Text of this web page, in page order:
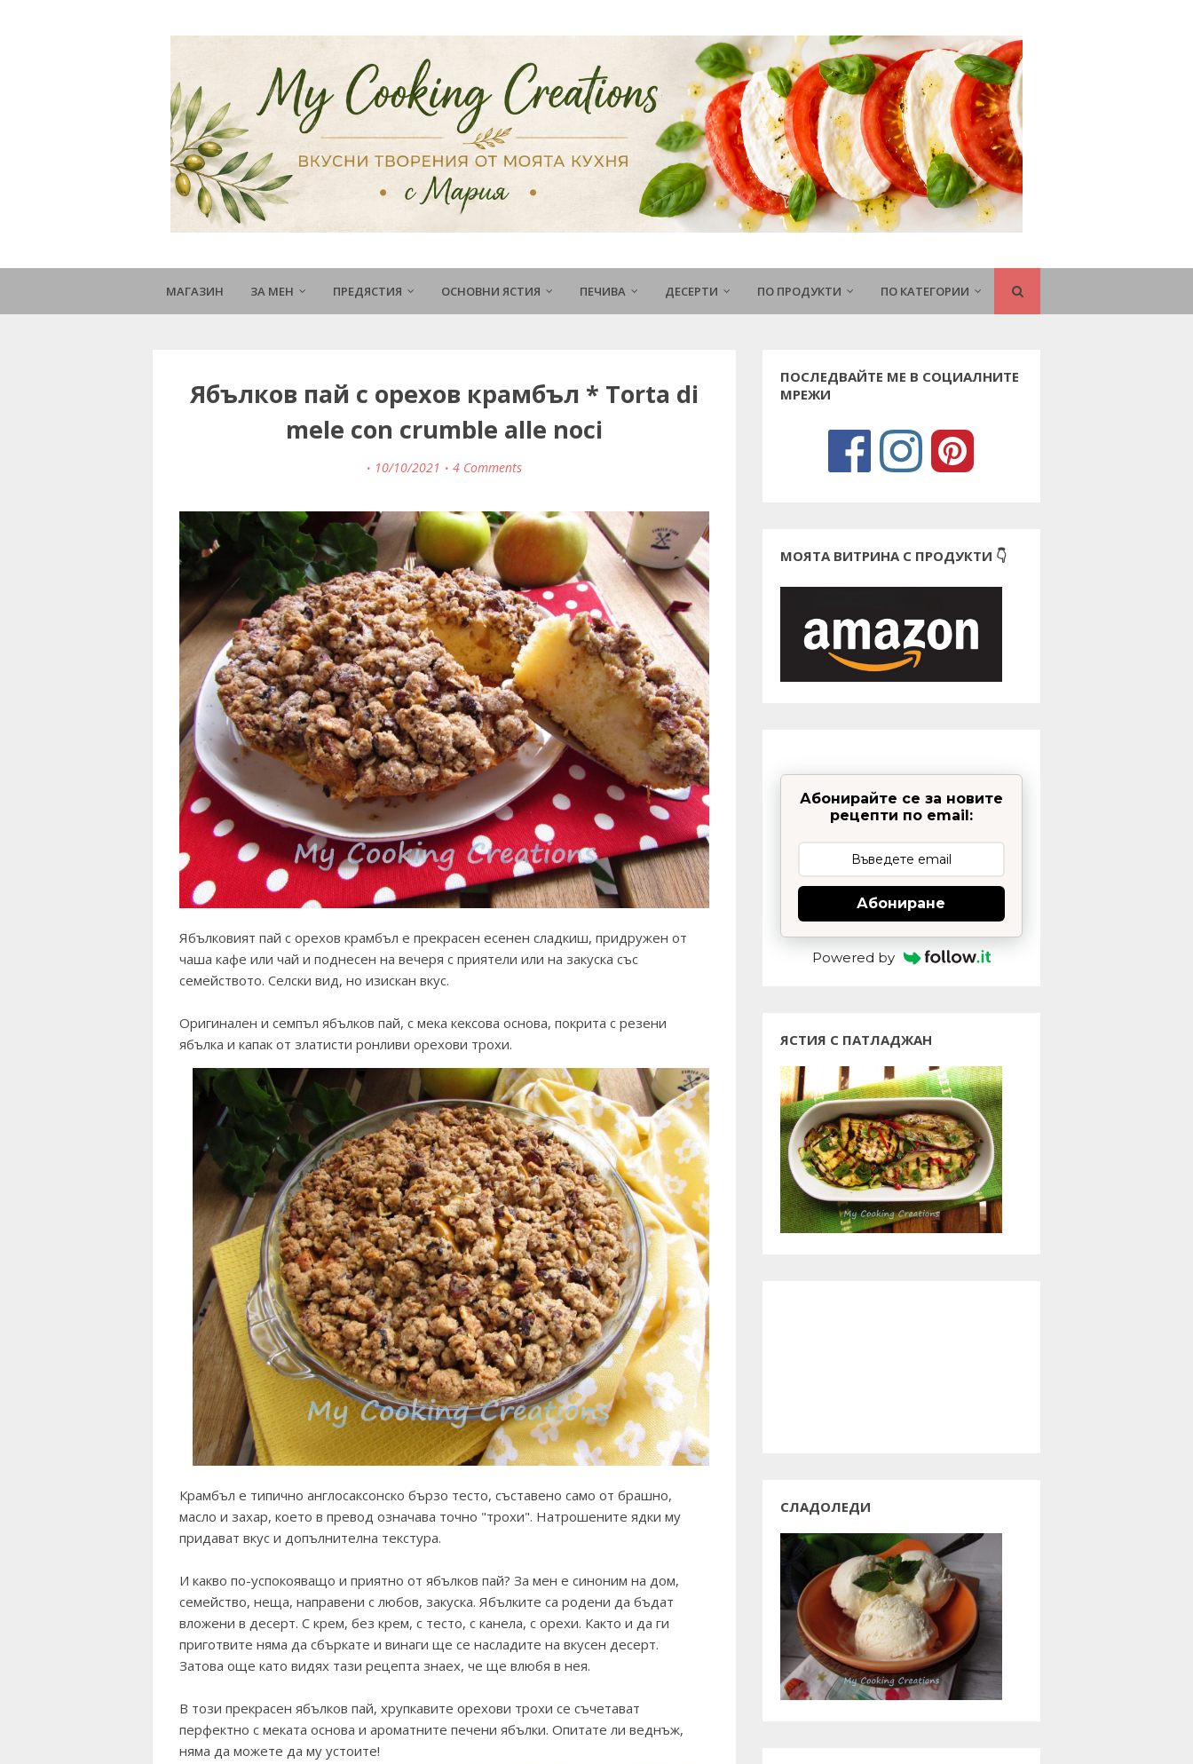
МАГАЗИН ЗА МЕН ПРЕДЯСТИЯ ОСНОВНИ ЯСТИЯ ПЕЧИВА ДЕСЕРТИ ПО ПРОДУКТИ ПО КАТЕГОРИИ
Ябълков пай с орехов крамбъл * Torta di
mele con crumble alle noci
10/10/2021 4 Comments
Ябълковият пай с орехов крамбъл е прекрасен есенен сладкиш, придружен от
чаша кафе или чай и поднесен на вечеря с приятели или на закуска със
семейството. Селски вид, но изискан вкус.
Оригинален и семпъл ябълков пай, с мека кексова основа, покрита с резени
ябълка и капак от златисти ронливи орехови трохи.
Крамбъл е типично англосаксонско бързо тесто, съставено само от брашно,
масло и захар, което в превод означава точно "трохи". Натрошените ядки му
придават вкус и допълнителна текстура.
И какво по-успокояващо и приятно от ябълков пай? За мен е синоним на дом,
семейство, неща, направени с любов, закуска. Ябълките са родени да бъдат
вложени в десерт. С крем, без крем, с тесто, с канела, с орехи. Както и да ги
приготвите няма да сбъркате и винаги ще се насладите на вкусен десерт.
Затова още като видях тази рецепта знаех, че ще влюбя в нея.
В този прекрасен ябълков пай, хрупкавите орехови трохи се съчетават
перфектно с меката основа и ароматните печени ябълки. Опитате ли веднъж,
няма да можете да му устоите!
ПОСЛЕДВАЙТЕ МЕ В СОЦИАЛНИТЕ
МРЕЖИ
МОЯТА ВИТРИНА С ПРОДУКТИ 👇
Абонирайте се за новите
рецепти по email:
Абониране
Powered by
ЯСТИЯ С ПАТЛАДЖАН
СЛАДОЛЕДИ